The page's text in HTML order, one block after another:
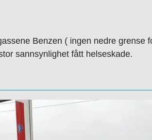
Benzen ( ingen nedre grense
sannsynlighet fått helseskade.